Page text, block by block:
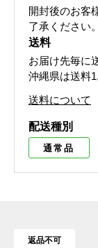
開封後のお客
了承ください。
送料
お届け先毎に
沖縄県は送料
送料について
配送種別
通常品
返品不可